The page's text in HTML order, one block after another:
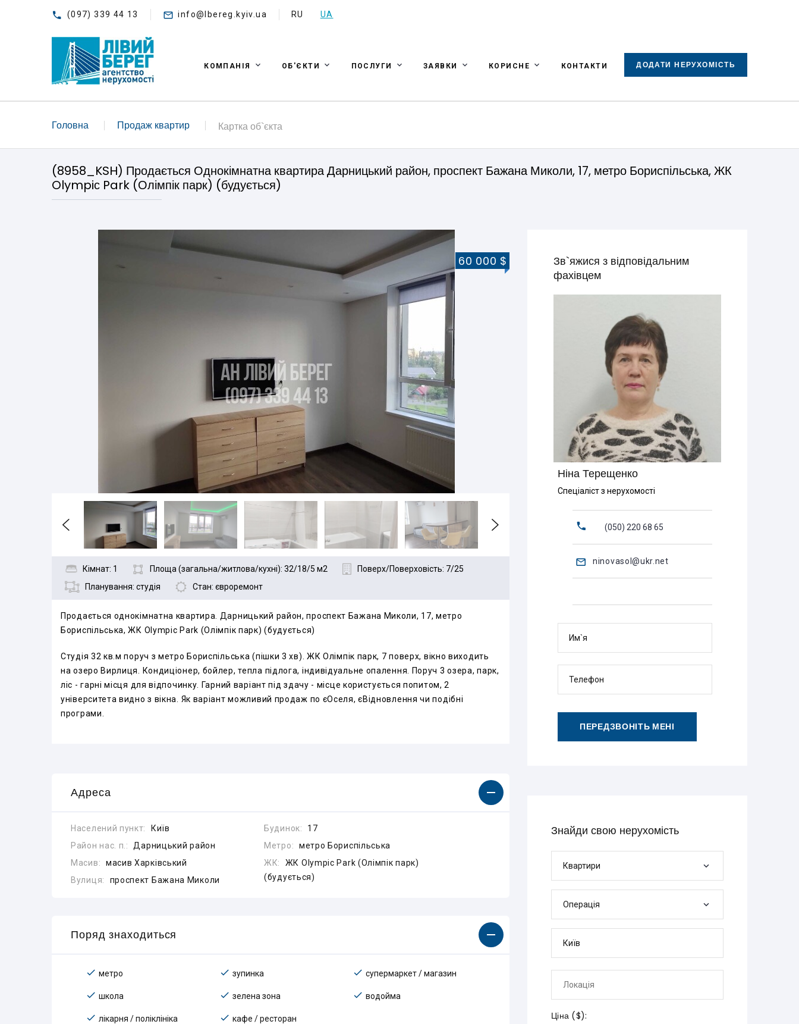
(097) 339 44 13 info@lbereg.kyiv.ua RU UA
КОМПАНІЯ ОБ'ЄКТИ ПОСЛУГИ ЗАЯВКИ КОРИСНЕ КОНТАКТИ ДОДАТИ НЕРУХОМІСТЬ
Головна Продаж квартир Картка об`єкта
(8958_KSH) Продається Однокімнатна квартира Дарницький район, проспект Бажана Миколи, 17, метро Бориспільська, ЖК
Olympiс Park (Олімпік парк) (будується)
60 000 $
Кімнат: 1 Площа (загальна/житлова/кухні): 32/18/5 м2
Поверх/Поверховість: 7/25
Планування: студія
Стан: євроремонт
Продається однокімнатна квартира. Дарницький район, проспект Бажана Миколи, 17, метро
Бориспільська, ЖК Olympiс Park (Олімпік парк) (будується)
Студія 32 кв.м поруч з метро Бориспільська (пішки 3 хв). ЖК Олімпік парк, 7 поверх, вікно виходить
на озеро Вирлиця. Кондиціонер, бойлер, тепла підлога, індивідуальне опалення. Поруч 3 озера, парк,
ліс - гарні місця для відпочинку. Гарний варіант під здачу - місце користується попитом, 2
університета видно з вікна. Як варіант можливий продаж по єОселя, єВідновлення чи подібні
програми.
Адреса
Населений пункт:
Київ
Район нас. п.:
Дарницький район
Масив:
масив Харківський
Вулиця:
проспект Бажана Миколи
Будинок:
17
Метро:
метро Бориспільська
ЖК:
ЖК Olympiс Park (Олімпік парк)
(будується)
Поряд знаходиться
метро зупинка супермаркет / магазин
школа зелена зона водойма
лікарня / поліклініка кафе / ресторан
Зв`яжися з відповідальним
фахівцем
Ніна Терещенко
Спеціаліст з нерухомості
(050) 220 68 65
ninovasol@ukr.net
Им`я
Телефон
ПЕРЕДЗВОНІТЬ МЕНІ
Знайди свою нерухомість
Квартири
Операція
Ціна ($):